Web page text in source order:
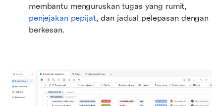
penjejakan pepijat, dan jadual pelepasan dengan
berkesan.